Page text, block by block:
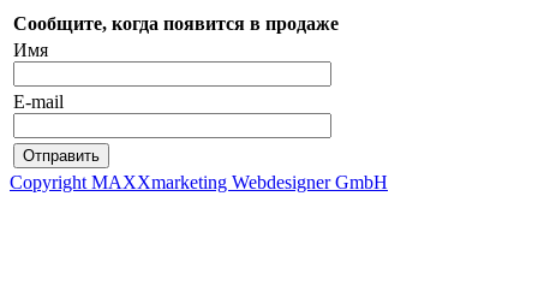
Сообщите, когда появится в продаже
Имя
E-mail
Copyright MAXXmarketing Webdesigner GmbH